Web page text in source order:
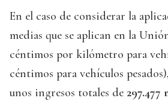
En el caso de considerar la
medias que se aplican en la
céntimos por kilómetro para
céntimos para vehículos
unos ingresos totales de